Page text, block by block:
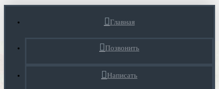
Главная
Позвонить
Написать